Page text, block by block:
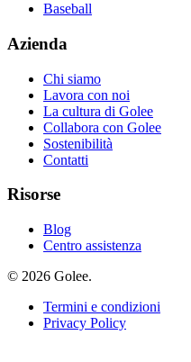
Baseball
Azienda
Chi siamo
Lavora con noi
La cultura di Golee
Collabora con Golee
Sostenibilità
Contatti
Risorse
Blog
Centro assistenza
© 2026 Golee.
Termini e condizioni
Privacy Policy